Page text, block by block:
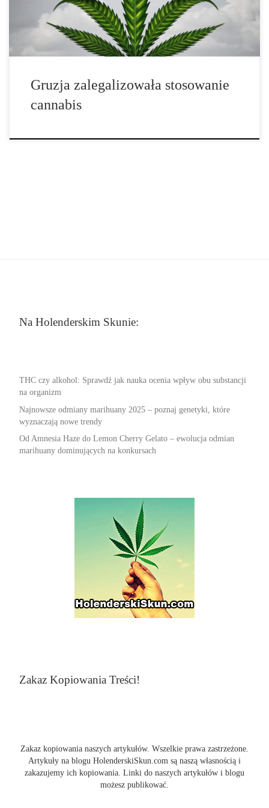
narkotykami. Gruzja jest krajem, który nie często znajduje się w
centrum uwagi. Posiada […]
Gruzja zalegalizowała stosowanie
cannabis
Na Holenderskim Skunie:
THC czy alkohol: Sprawdź jak nauka ocenia wpływ obu substancji
na organizm
Najnowsze odmiany marihuany 2025 – poznaj genetyki, które
wyznaczają nowe trendy
Od Amnesia Haze do Lemon Cherry Gelato – ewolucja odmian
marihuany dominujących na konkursach
Zakaz Kopiowania Treści!
Zakaz kopiowania naszych artykułów. Wszelkie prawa zastrzeżone.
Artykuły na blogu HolenderskiSkun.com są naszą własnością i
zakazujemy ich kopiowania. Linki do naszych artykułów i blogu
możesz publikować.